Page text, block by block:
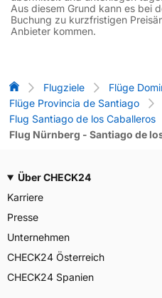
Aus diesem Grund kann es bei
Buchung zu kurzfristigen
Anbieter kommen.
Flug-Vergleich
Flugziele
Flüge
Flüge Provincia de Santiago
Flug Santiago de los Caballeros
Flug Nürnberg - Santiago de
Über CHECK24
Karriere
Presse
Unternehmen
CHECK24 Österreich
CHECK24 Spanien